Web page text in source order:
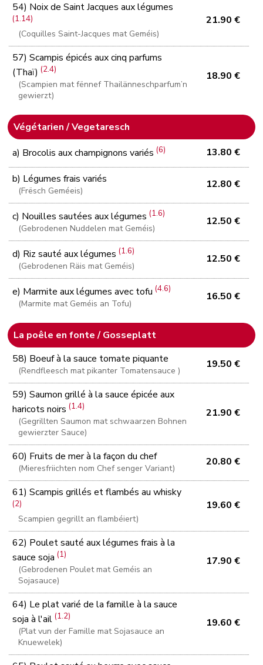
54) Noix de Saint Jacques aux légumes
(1.14)
(Coquilles Saint-Jacques mat Geméis)
21.90 €
57) Scampis épicés aux cinq parfums
(Thaï)(2.4)
(Scampien mat fënnef Thailänneschparfum’n
gewierzt)
18.90 €
Végétarien / Vegetaresch
a) Brocolis aux champignons variés(6) 13.80 €
b) Légumes frais variés
(Frësch Geméeis)
12.80 €
c) Nouilles sautées aux légumes(1.6)
(Gebrodenen Nuddelen mat Geméis)
12.50 €
d) Riz sauté aux légumes(1.6)
(Gebrodenen Räis mat Geméis)
12.50 €
e) Marmite aux légumes avec tofu(4.6)
(Marmite mat Geméis an Tofu)
16.50 €
La poêle en fonte / Gosseplatt
58) Boeuf à la sauce tomate piquante
(Rendfleesch mat pikanter Tomatensauce )
19.50 €
59) Saumon grillé à la sauce épicée aux
haricots noirs(1.4)
(Gegrillten Saumon mat schwaarzen Bohnen
gewierzter Sauce)
21.90 €
60) Fruits de mer à la façon du chef
(Mieresfriichten nom Chef senger Variant)
20.80 €
61) Scampis grillés et flambés au whisky
(2)
Scampien gegrillt an flambéiert)
19.60 €
62) Poulet sauté aux légumes frais à la
sauce soja(1)
(Gebrodenen Poulet mat Geméis an
Sojasauce)
17.90 €
64) Le plat varié de la famille à la sauce
soja à l'ail(1.2)
(Plat vun der Famille mat Sojasauce an
Knuewelek)
19.60 €